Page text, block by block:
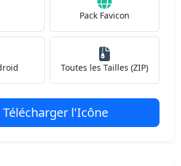
Pack Favicon
Toutes les Tailles (ZIP)
Télécharger l'Icône